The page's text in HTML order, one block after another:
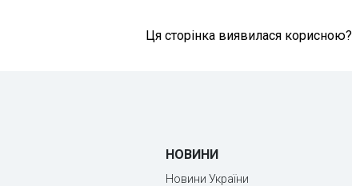
Ця сторінка виявилася корисною?
НОВИНИ
Новини України